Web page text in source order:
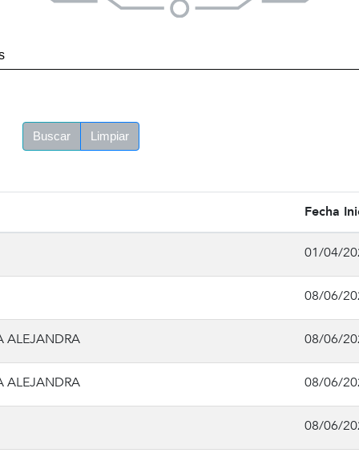
Buscar Limpiar
Fecha
01/04/
08/06/
ALEJANDRA 08/06/
ALEJANDRA 08/06/
08/06/